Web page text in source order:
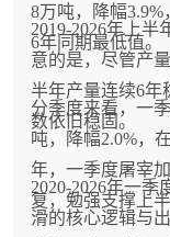
8万吨，降幅
6年同期最低值。
2019-2026年上
意的是，尽管产
半年产量连续6年
数依旧稳固。
分季度来看，一
吨，降幅2.0%，
年，一季度屠宰
复，勉强支撑上
2020-2026年一
滑的核心逻辑与